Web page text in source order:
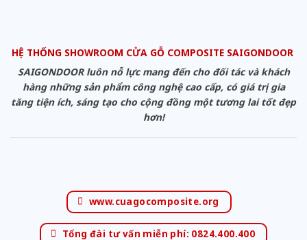
HỆ THỐNG SHOWROOM CỬA GỖ COMPOSITE SAIGONDOOR
SAIGONDOOR luôn nỗ lực mang đến cho đối tác và khách
hàng những sản phẩm công nghệ cao cấp, có giá trị gia
tăng tiện ích, sáng tạo cho cộng đồng một tương lai tốt đẹp
hơn!
www.cuagocomposite.org
Tổng đài tư vấn miễn phí: 0824.400.400